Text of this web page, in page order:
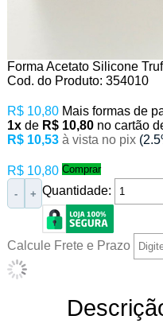
Forma Acetato Silicone
Cod. do Produto: 354010
R$ 10,80 Mais formas de
1xde R$ 10,80 no cartão
R$ 10,53 à vista no pix
R$ 10,80 Comprar
Quantidade:
- +
Calcule Frete e Prazo